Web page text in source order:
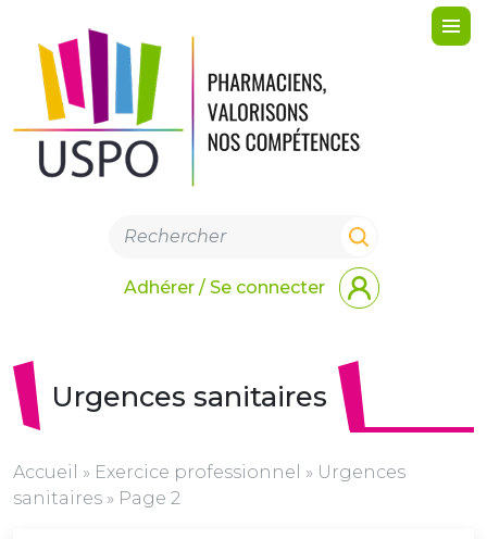
Adhérer / Se connecter
Urgences sanitaires
Accueil » Exercice professionnel » Urgences
sanitaires » Page 2